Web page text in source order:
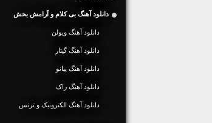
دانلود آهنگ بی کلام و آرامش بخش
دانلود آهنگ ویولن
دانلود آهنگ گیتار
دانلود آهنگ پیانو
دانلود آهنگ راک
دانلود آهنگ الکترونیک و ترنس